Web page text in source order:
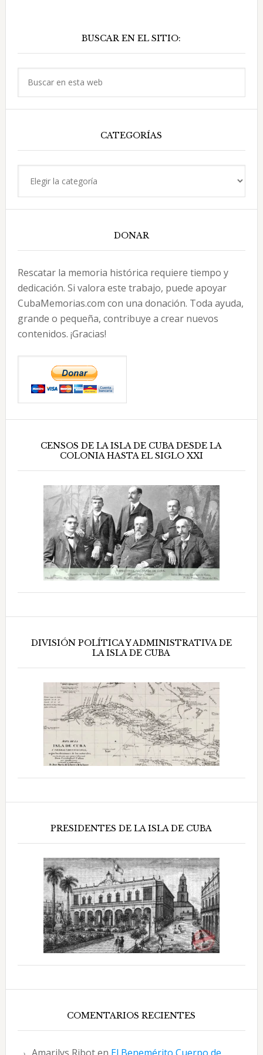
principal
BUSCAR EN EL SITIO:
CATEGORÍAS
DONAR
Rescatar la memoria histórica requiere tiempo y
dedicación. Si valora este trabajo, puede apoyar
CubaMemorias.com con una donación. Toda ayuda,
grande o pequeña, contribuye a crear nuevos
contenidos. ¡Gracias!
CENSOS DE LA ISLA DE CUBA DESDE LA
COLONIA HASTA EL SIGLO XXI
DIVISIÓN POLÍTICA Y ADMINISTRATIVA DE
LA ISLA DE CUBA
PRESIDENTES DE LA ISLA DE CUBA
COMENTARIOS RECIENTES